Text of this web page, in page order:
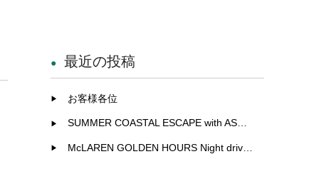
最近の投稿
お客様各位
SUMMER COASTAL ESCAPE with ASTON MARTIN
McLAREN GOLDEN HOURS Night drive experience in Fukuoka